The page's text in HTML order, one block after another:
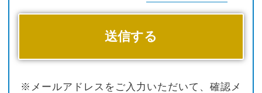
※メールアドレスをご入力いただいて、確認メ